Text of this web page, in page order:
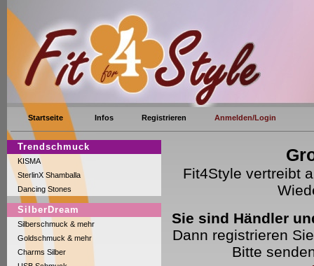
Startseite Infos Registrieren Anmelden/Login
Trendschmuck
KISMA
SterlinX Shamballa
Dancing Stones
SilberDream
Silberschmuck & mehr
Goldschmuck & mehr
Charms Silber
Fit4Style vertreibt
Sie sind Händler
Dann registrieren
Bitte